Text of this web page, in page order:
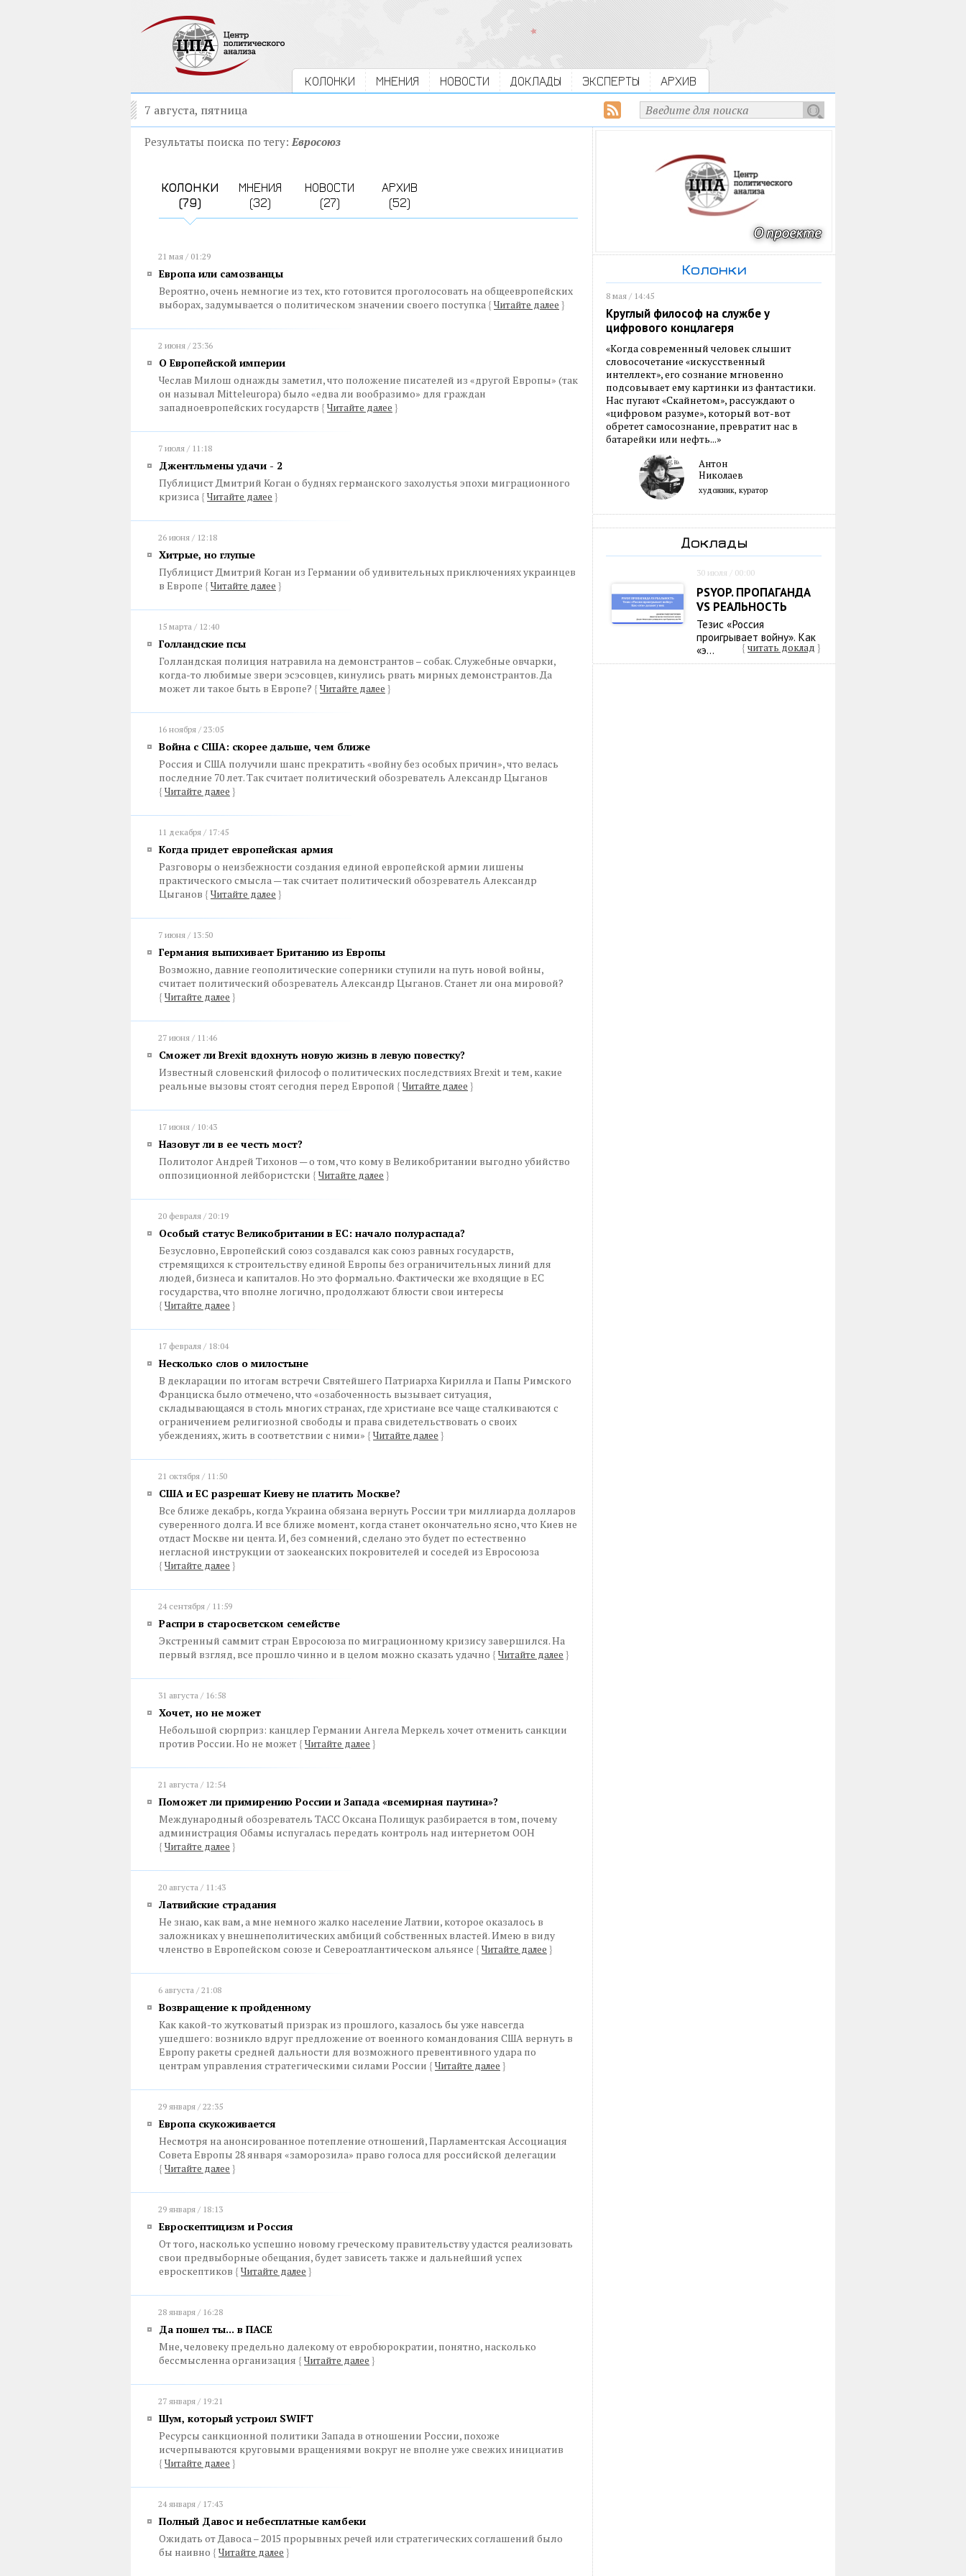
КОЛОНКИ МНЕНИЯ НОВОСТИ ДОКЛАДЫ ЭКСПЕРТЫ АРХИВ
7 августа, пятница
Результаты поиска по тегу:Евросоюз
КОЛОНКИ
(79)
МНЕНИЯ
(32)
НОВОСТИ
(27)
АРХИВ
(52)
21 мая / 01:29
Европа или самозванцы
Вероятно, очень немногие из тех, кто готовится проголосовать на общеевропейских
выборах, задумывается о политическом значении своего поступка { Читайте далее }
2 июня / 23:36
О Европейской империи
Чеслав Милош однажды заметил, что положение писателей из «другой Европы» (так
он называл Mitteleuropa) было «едва ли вообразимо» для граждан
западноевропейских государств { Читайте далее }
7 июля / 11:18
Джентльмены удачи - 2
Публицист Дмитрий Коган о буднях германского захолустья эпохи миграционного
кризиса { Читайте далее }
26 июня / 12:18
Хитрые, но глупые
Публицист Дмитрий Коган из Германии об удивительных приключениях украинцев
в Европе { Читайте далее }
15 марта / 12:40
Голландские псы
Голландская полиция натравила на демонстрантов – собак. Служебные овчарки,
когда-то любимые звери эсэсовцев, кинулись рвать мирных демонстрантов. Да
может ли такое быть в Европе? { Читайте далее }
16 ноября / 23:05
Война с США: скорее дальше, чем ближе
Россия и США получили шанс прекратить «войну без особых причин», что велась
последние 70 лет. Так считает политический обозреватель Александр Цыганов
{ Читайте далее }
11 декабря / 17:45
Когда придет европейская армия
Разговоры о неизбежности создания единой европейской армии лишены
практического смысла — так считает политический обозреватель Александр
Цыганов { Читайте далее }
7 июня / 13:50
Германия выпихивает Британию из Европы
Возможно, давние геополитические соперники ступили на путь новой войны,
считает политический обозреватель Александр Цыганов. Станет ли она мировой?
{ Читайте далее }
27 июня / 11:46
Сможет ли Brexit вдохнуть новую жизнь в левую повестку?
Известный словенский философ о политических последствиях Brexit и тем, какие
реальные вызовы стоят сегодня перед Европой { Читайте далее }
17 июня / 10:43
Назовут ли в ее честь мост?
Политолог Андрей Тихонов — о том, что кому в Великобритании выгодно убийство
оппозиционной лейбористски { Читайте далее }
20 февраля / 20:19
Особый статус Великобритании в ЕС: начало полураспада?
Безусловно, Европейский союз создавался как союз равных государств,
стремящихся к строительству единой Европы без ограничительных линий для
людей, бизнеса и капиталов. Но это формально. Фактически же входящие в ЕС
государства, что вполне логично, продолжают блюсти свои интересы
{ Читайте далее }
17 февраля / 18:04
Несколько слов о милостыне
В декларации по итогам встречи Святейшего Патриарха Кирилла и Папы Римского
Франциска было отмечено, что «озабоченность вызывает ситуация,
складывающаяся в столь многих странах, где христиане все чаще сталкиваются с
ограничением религиозной свободы и права свидетельствовать о своих
убеждениях, жить в соответствии с ними» { Читайте далее }
21 октября / 11:50
США и ЕС разрешат Киеву не платить Москве?
Все ближе декабрь, когда Украина обязана вернуть России три миллиарда долларов
суверенного долга. И все ближе момент, когда станет окончательно ясно, что Киев не
отдаст Москве ни цента. И, без сомнений, сделано это будет по естественно
негласной инструкции от заокеанских покровителей и соседей из Евросоюза
{ Читайте далее }
24 сентября / 11:59
Распри в старосветском семействе
Экстренный саммит стран Евросоюза по миграционному кризису завершился. На
первый взгляд, все прошло чинно и в целом можно сказать удачно { Читайте далее }
31 августа / 16:58
Хочет, но не может
Небольшой сюрприз: канцлер Германии Ангела Меркель хочет отменить санкции
против России. Но не может { Читайте далее }
21 августа / 12:54
Поможет ли примирению России и Запада «всемирная паутина»?
Международный обозреватель ТАСС Оксана Полищук разбирается в том, почему
администрация Обамы испугалась передать контроль над интернетом ООН
{ Читайте далее }
20 августа / 11:43
Латвийские страдания
Не знаю, как вам, а мне немного жалко население Латвии, которое оказалось в
заложниках у внешнеполитических амбиций собственных властей. Имею в виду
членство в Европейском союзе и Североатлантическом альянсе { Читайте далее }
6 августа / 21:08
Возвращение к пройденному
Как какой-то жутковатый призрак из прошлого, казалось бы уже навсегда
ушедшего: возникло вдруг предложение от военного командования США вернуть в
Европу ракеты средней дальности для возможного превентивного удара по
центрам управления стратегическими силами России { Читайте далее }
29 января / 22:35
Европа скукоживается
Несмотря на анонсированное потепление отношений, Парламентская Ассоциация
Совета Европы 28 января «заморозила» право голоса для российской делегации
{ Читайте далее }
29 января / 18:13
Евроскептицизм и Россия
От того, насколько успешно новому греческому правительству удастся реализовать
свои предвыборные обещания, будет зависеть также и дальнейший успех
евроскептиков { Читайте далее }
28 января / 16:28
Да пошел ты... в ПАСЕ
Мне, человеку предельно далекому от евробюрократии, понятно, насколько
бессмысленна организация { Читайте далее }
27 января / 19:21
Шум, который устроил SWIFT
Ресурсы санкционной политики Запада в отношении России, похоже
исчерпываются круговыми вращениями вокруг не вполне уже свежих инициатив
{ Читайте далее }
24 января / 17:43
Полный Давос и небесплатные камбеки
Ожидать от Давоса – 2015 прорывных речей или стратегических соглашений было
бы наивно { Читайте далее }
Колонки
8 мая / 14:45
Круглый философ на службе у
цифрового концлагеря
«Когда современный человек слышит
словосочетание «искусственный
интеллект», его сознание мгновенно
подсовывает ему картинки из фантастики.
Нас пугают «Скайнетом», рассуждают о
«цифровом разуме», который вот-вот
обретет самосознание, превратит нас в
батарейки или нефть...»
Антон
Николаев
художник, куратор
Доклады
30 июля / 00:00
PSYOP. ПРОПАГАНДА
VS РЕАЛЬНОСТЬ
Тезис «Россия
проигрывает войну». Как
«э...
{ читать доклад }